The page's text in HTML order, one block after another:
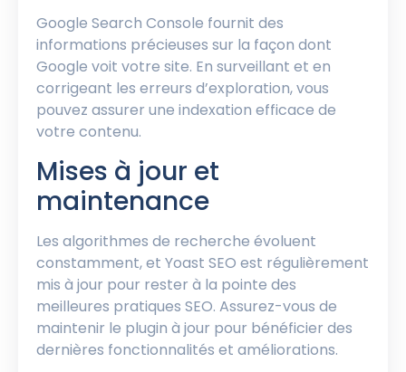
Google Search Console fournit des
informations précieuses sur la façon dont
Google voit votre site. En surveillant et en
corrigeant les erreurs d’exploration, vous
pouvez assurer une indexation efficace de
votre contenu.
Mises à jour et
maintenance
Les algorithmes de recherche évoluent
constamment, et Yoast SEO est régulièrement
mis à jour pour rester à la pointe des
meilleures pratiques SEO. Assurez-vous de
maintenir le plugin à jour pour bénéficier des
dernières fonctionnalités et améliorations.